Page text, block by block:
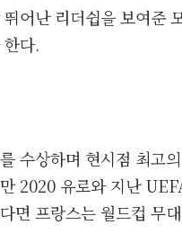
어난 리더쉽을 보여준
다.
수상하며 현시점 최고
2020 유로와 지난
면 프랑스는 월드컵 무